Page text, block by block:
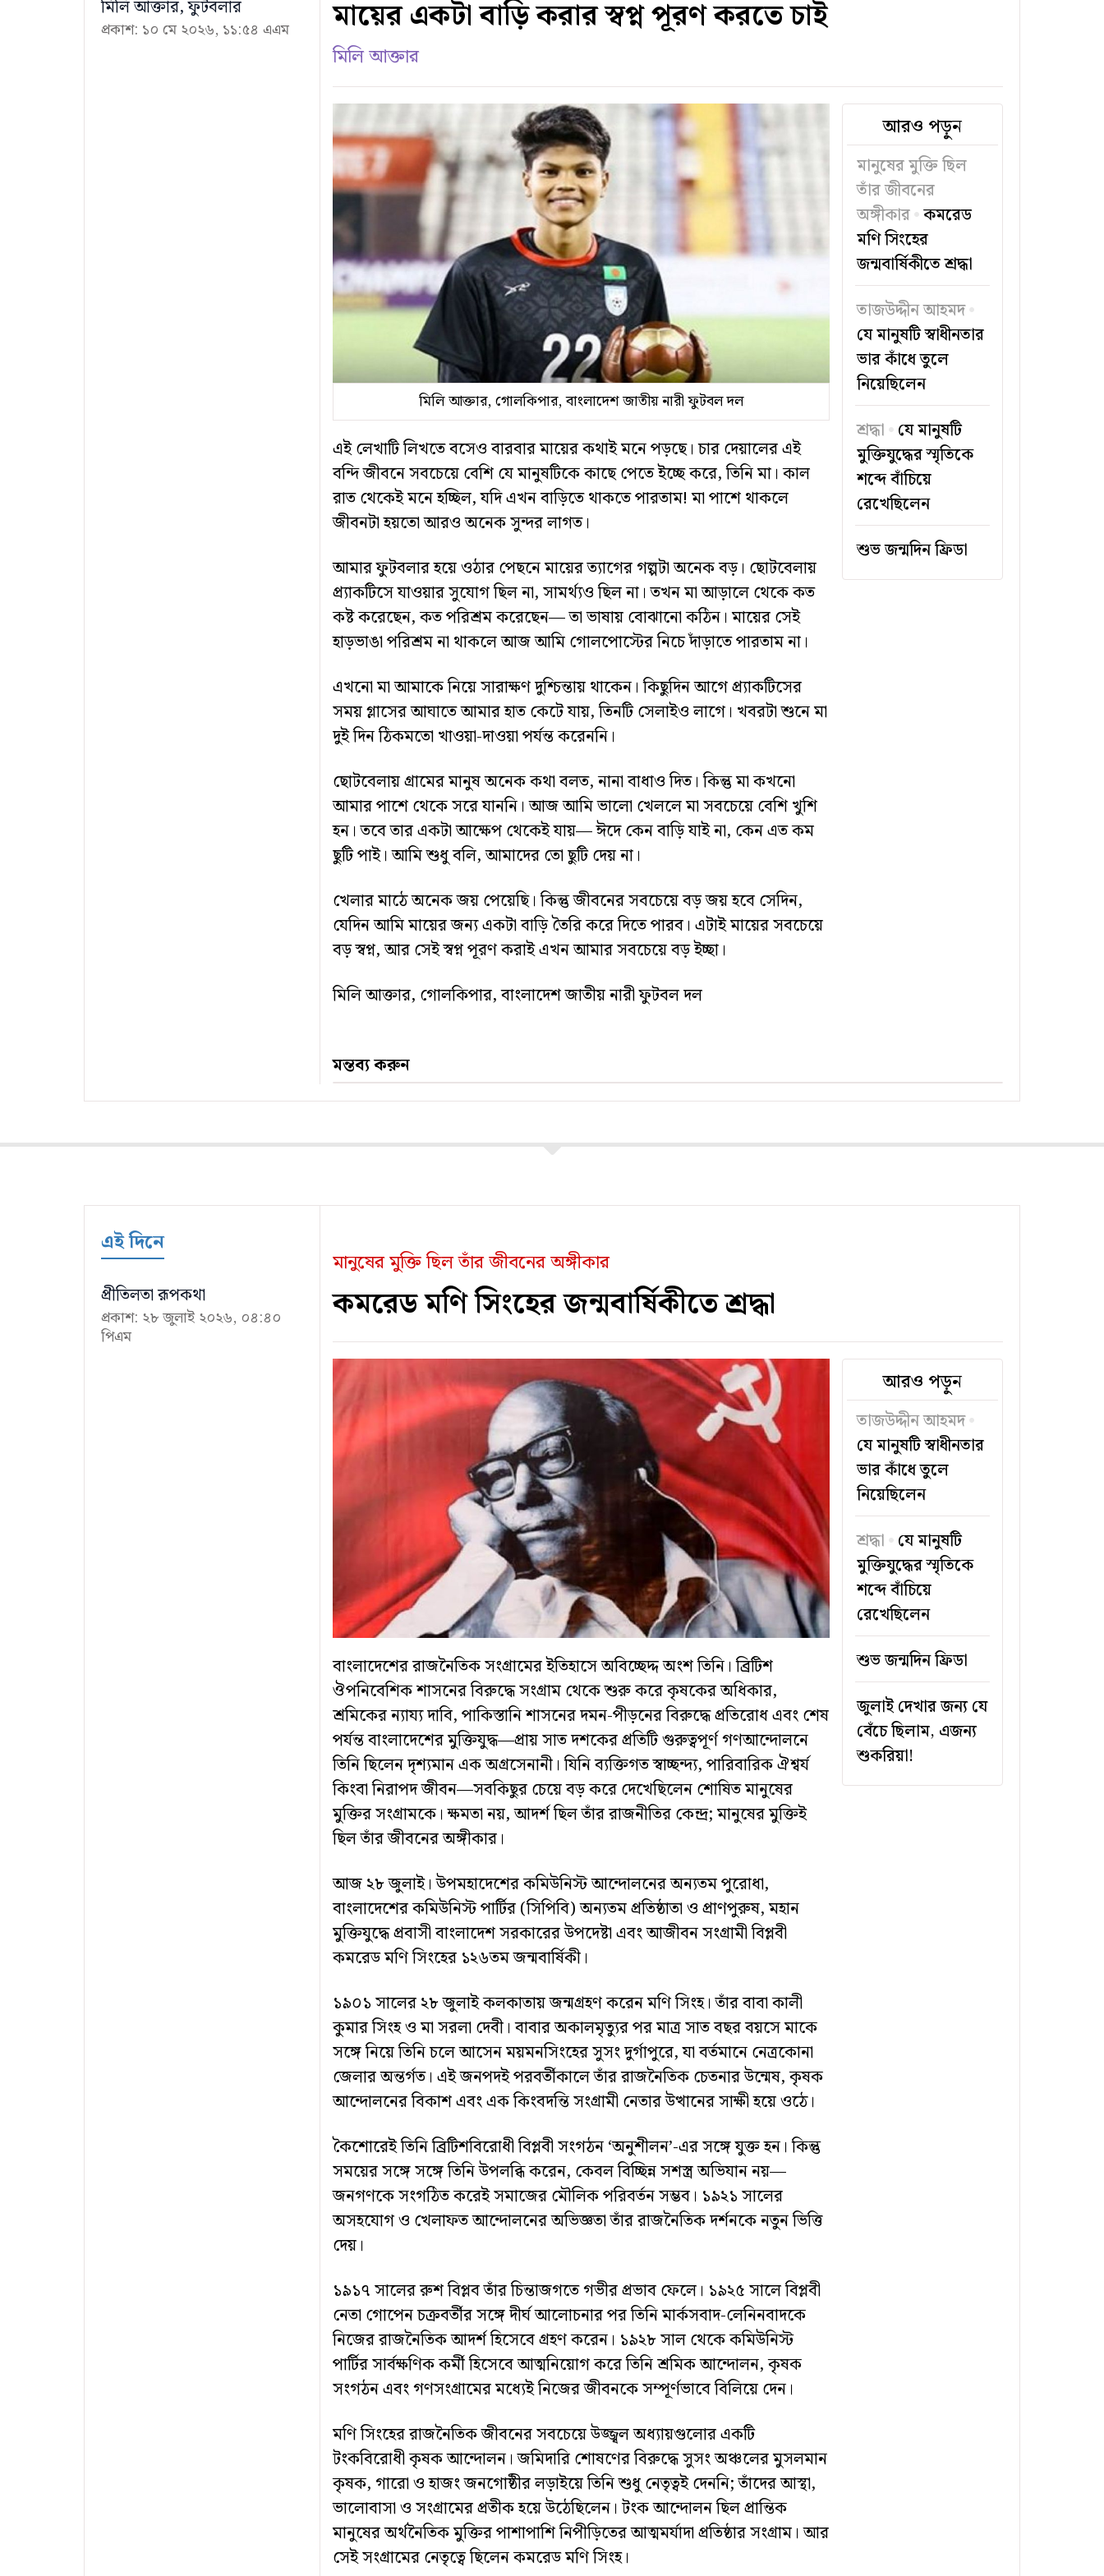
মিলি আক্তার, ফুটবলার
প্রকাশ: ১০ মে ২০২৬, ১১:৫৪ এএম মায়ের একটা বাড়ি করার স্বপ্ন পূরণ করতে চাই
মিলি আক্তার
মিলি আক্তার, গোলকিপার, বাংলাদেশ জাতীয় নারী ফুটবল দল
এই লেখাটি লিখতে বসেও বারবার মায়ের কথাই মনে পড়ছে। চার দেয়ালের এই
বন্দি জীবনে সবচেয়ে বেশি যে মানুষটিকে কাছে পেতে ইচ্ছে করে, তিনি মা। কাল
রাত থেকেই মনে হচ্ছিল, যদি এখন বাড়িতে থাকতে পারতাম! মা পাশে থাকলে
জীবনটা হয়তো আরও অনেক সুন্দর লাগত।
আমার ফুটবলার হয়ে ওঠার পেছনে মায়ের ত্যাগের গল্পটা অনেক বড়। ছোটবেলায়
প্র্যাকটিসে যাওয়ার সুযোগ ছিল না, সামর্থ্যও ছিল না। তখন মা আড়ালে থেকে কত
কষ্ট করেছেন, কত পরিশ্রম করেছেন— তা ভাষায় বোঝানো কঠিন। মায়ের সেই
হাড়ভাঙা পরিশ্রম না থাকলে আজ আমি গোলপোস্টের নিচে দাঁড়াতে পারতাম না।
এখনো মা আমাকে নিয়ে সারাক্ষণ দুশ্চিন্তায় থাকেন। কিছুদিন আগে প্র্যাকটিসের
সময় গ্লাসের আঘাতে আমার হাত কেটে যায়, তিনটি সেলাইও লাগে। খবরটা শুনে মা
দুই দিন ঠিকমতো খাওয়া-দাওয়া পর্যন্ত করেননি।
ছোটবেলায় গ্রামের মানুষ অনেক কথা বলত, নানা বাধাও দিত। কিন্তু মা কখনো
আমার পাশে থেকে সরে যাননি। আজ আমি ভালো খেললে মা সবচেয়ে বেশি খুশি
হন। তবে তার একটা আক্ষেপ থেকেই যায়— ঈদে কেন বাড়ি যাই না, কেন এত কম
ছুটি পাই। আমি শুধু বলি, আমাদের তো ছুটি দেয় না।
খেলার মাঠে অনেক জয় পেয়েছি। কিন্তু জীবনের সবচেয়ে বড় জয় হবে সেদিন,
যেদিন আমি মায়ের জন্য একটা বাড়ি তৈরি করে দিতে পারব। এটাই মায়ের সবচেয়ে
বড় স্বপ্ন, আর সেই স্বপ্ন পূরণ করাই এখন আমার সবচেয়ে বড় ইচ্ছা।
মিলি আক্তার, গোলকিপার, বাংলাদেশ জাতীয় নারী ফুটবল দল
আরও পড়ুন
মানুষের মুক্তি ছিল
তাঁর জীবনের
অঙ্গীকার কমরেড
মণি সিংহের
জন্মবার্ষিকীতে শ্রদ্ধা
তাজউদ্দীন আহমদ
যে মানুষটি স্বাধীনতার
ভার কাঁধে তুলে
নিয়েছিলেন
শ্রদ্ধা যে মানুষটি
মুক্তিযুদ্ধের স্মৃতিকে
শব্দে বাঁচিয়ে
রেখেছিলেন
শুভ জন্মদিন ফ্রিডা
মন্তব্য করুন
এই দিনে
প্রীতিলতা রূপকথা
প্রকাশ: ২৮ জুলাই ২০২৬, ০৪:৪০
পিএম
মানুষের মুক্তি ছিল তাঁর জীবনের অঙ্গীকার
কমরেড মণি সিংহের জন্মবার্ষিকীতে শ্রদ্ধা
বাংলাদেশের রাজনৈতিক সংগ্রামের ইতিহাসে অবিচ্ছেদ্দ অংশ তিনি। ব্রিটিশ
ঔপনিবেশিক শাসনের বিরুদ্ধে সংগ্রাম থেকে শুরু করে কৃষকের অধিকার,
শ্রমিকের ন্যায্য দাবি, পাকিস্তানি শাসনের দমন-পীড়নের বিরুদ্ধে প্রতিরোধ এবং শেষ
পর্যন্ত বাংলাদেশের মুক্তিযুদ্ধ—প্রায় সাত দশকের প্রতিটি গুরুত্বপূর্ণ গণআন্দোলনে
তিনি ছিলেন দৃশ্যমান এক অগ্রসেনানী। যিনি ব্যক্তিগত স্বাচ্ছন্দ্য, পারিবারিক ঐশ্বর্য
কিংবা নিরাপদ জীবন—সবকিছুর চেয়ে বড় করে দেখেছিলেন শোষিত মানুষের
মুক্তির সংগ্রামকে। ক্ষমতা নয়, আদর্শ ছিল তাঁর রাজনীতির কেন্দ্র; মানুষের মুক্তিই
ছিল তাঁর জীবনের অঙ্গীকার।
আজ ২৮ জুলাই। উপমহাদেশের কমিউনিস্ট আন্দোলনের অন্যতম পুরোধা,
বাংলাদেশের কমিউনিস্ট পার্টির (সিপিবি) অন্যতম প্রতিষ্ঠাতা ও প্রাণপুরুষ, মহান
মুক্তিযুদ্ধে প্রবাসী বাংলাদেশ সরকারের উপদেষ্টা এবং আজীবন সংগ্রামী বিপ্লবী
কমরেড মণি সিংহের ১২৬তম জন্মবার্ষিকী।
১৯০১ সালের ২৮ জুলাই কলকাতায় জন্মগ্রহণ করেন মণি সিংহ। তাঁর বাবা কালী
কুমার সিংহ ও মা সরলা দেবী। বাবার অকালমৃত্যুর পর মাত্র সাত বছর বয়সে মাকে
সঙ্গে নিয়ে তিনি চলে আসেন ময়মনসিংহের সুসং দুর্গাপুরে, যা বর্তমানে নেত্রকোনা
জেলার অন্তর্গত। এই জনপদই পরবর্তীকালে তাঁর রাজনৈতিক চেতনার উন্মেষ, কৃষক
আন্দোলনের বিকাশ এবং এক কিংবদন্তি সংগ্রামী নেতার উত্থানের সাক্ষী হয়ে ওঠে।
কৈশোরেই তিনি ব্রিটিশবিরোধী বিপ্লবী সংগঠন ‘অনুশীলন’-এর সঙ্গে যুক্ত হন। কিন্তু
সময়ের সঙ্গে সঙ্গে তিনি উপলব্ধি করেন, কেবল বিচ্ছিন্ন সশস্ত্র অভিযান নয়—
জনগণকে সংগঠিত করেই সমাজের মৌলিক পরিবর্তন সম্ভব। ১৯২১ সালের
অসহযোগ ও খেলাফত আন্দোলনের অভিজ্ঞতা তাঁর রাজনৈতিক দর্শনকে নতুন ভিত্তি
দেয়।
১৯১৭ সালের রুশ বিপ্লব তাঁর চিন্তাজগতে গভীর প্রভাব ফেলে। ১৯২৫ সালে বিপ্লবী
নেতা গোপেন চক্রবর্তীর সঙ্গে দীর্ঘ আলোচনার পর তিনি মার্কসবাদ-লেনিনবাদকে
নিজের রাজনৈতিক আদর্শ হিসেবে গ্রহণ করেন। ১৯২৮ সাল থেকে কমিউনিস্ট
পার্টির সার্বক্ষণিক কর্মী হিসেবে আত্মনিয়োগ করে তিনি শ্রমিক আন্দোলন, কৃষক
সংগঠন এবং গণসংগ্রামের মধ্যেই নিজের জীবনকে সম্পূর্ণভাবে বিলিয়ে দেন।
মণি সিংহের রাজনৈতিক জীবনের সবচেয়ে উজ্জ্বল অধ্যায়গুলোর একটি
টংকবিরোধী কৃষক আন্দোলন। জমিদারি শোষণের বিরুদ্ধে সুসং অঞ্চলের মুসলমান
কৃষক, গারো ও হাজং জনগোষ্ঠীর লড়াইয়ে তিনি শুধু নেতৃত্বই দেননি; তাঁদের আস্থা,
ভালোবাসা ও সংগ্রামের প্রতীক হয়ে উঠেছিলেন। টংক আন্দোলন ছিল প্রান্তিক
মানুষের অর্থনৈতিক মুক্তির পাশাপাশি নিপীড়িতের আত্মমর্যাদা প্রতিষ্ঠার সংগ্রাম। আর
সেই সংগ্রামের নেতৃত্বে ছিলেন কমরেড মণি সিংহ।
আরও পড়ুন
তাজউদ্দীন আহমদ
যে মানুষটি স্বাধীনতার
ভার কাঁধে তুলে
নিয়েছিলেন
শ্রদ্ধা যে মানুষটি
মুক্তিযুদ্ধের স্মৃতিকে
শব্দে বাঁচিয়ে
রেখেছিলেন
শুভ জন্মদিন ফ্রিডা
জুলাই দেখার জন্য যে
বেঁচে ছিলাম, এজন্য
শুকরিয়া!